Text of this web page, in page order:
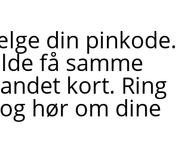
din pinkode.
få samme
kort. Ring
hør om dine